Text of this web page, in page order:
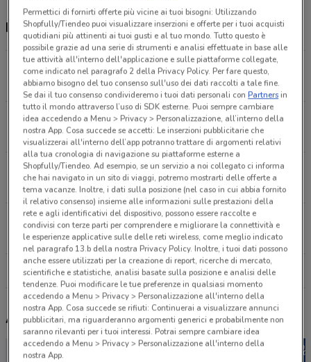
Negozi Cossuto nelle vicinanze
Via Alberto Manzi, 9 Roma
4.6 km
APERTO
Via Lucio Papirio, 136 Roma
12.4 km
CHIUSO
Via Bernardino Alimena 84 Roma
15.6 km
Via Appia Nuova, 9 Ciampino
20.5 km
Tutti i negozi Cossuto
Altri volantini nelle vicinanze
Permettici di fornirti offerte più vicine ai tuoi bisogni: Utilizzando
Shopfully/Tiendeo puoi visualizzare inserzioni e offerte per i tuoi acquisti
quotidiani più attinenti ai tuoi gusti e al tuo mondo. Tutto questo è
possibile grazie ad una serie di strumenti e analisi effettuate in base alle
tue attività all'interno dell'applicazione e sulle piattaforme collegate,
come indicato nel paragrafo 2 della Privacy Policy. Per fare questo,
abbiamo bisogno del tuo consenso sull'uso dei dati raccolti a tale fine.
Se dai il tuo consenso condivideremo i tuoi dati personali conPartnersin
tutto il mondo attraverso l’uso di SDK esterne. Puoi sempre cambiare
idea accedendo a Menu > Privacy > Personalizzazione, all’interno della
nostra App. Cosa succede se accetti: Le inserzioni pubblicitarie che
visualizzerai all'interno dell’app potranno trattare di argomenti relativi
alla tua cronologia di navigazione su piattaforme esterne a
Shopfully/Tiendeo. Ad esempio, se un servizio a noi collegato ci informa
che hai navigato in un sito di viaggi, potremo mostrarti delle offerte a
tema vacanze. Inoltre, i dati sulla posizione (nel caso in cui abbia fornito
il relativo consenso) insieme alle informazioni sulle prestazioni della
rete e agli identificativi del dispositivo, possono essere raccolte e
condivisi con terze parti per comprendere e migliorare la connettività e
le esperienze applicative sulle delle reti wireless, come meglio indicato
nel paragrafo 13.b della nostra Privacy Policy. Inoltre, i tuoi dati possono
anche essere utilizzati per la creazione di report, ricerche di mercato,
scientifiche e statistiche, analisi basate sulla posizione e analisi delle
tendenze. Puoi modificare le tue preferenze in qualsiasi momento
accedendo a Menu > Privacy > Personalizzazione all'interno della
nostra App. Cosa succede se rifiuti: Continuerai a visualizzare annunci
pubblicitari, ma riguarderanno argomenti generici e probabilmente non
saranno rilevanti per i tuoi interessi. Potrai sempre cambiare idea
accedendo a Menu > Privacy > Personalizzazione all'interno della
nostra App.